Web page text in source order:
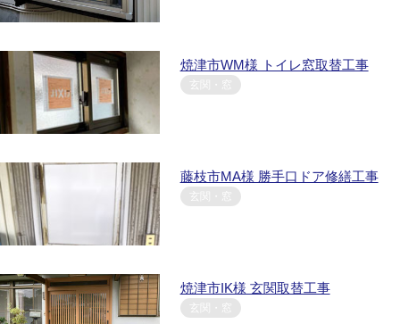
焼津市WM様 トイレ窓取替工事
玄関・窓
藤枝市MA様 勝手口ドア修繕工事
玄関・窓
焼津市IK様 玄関取替工事
玄関・窓